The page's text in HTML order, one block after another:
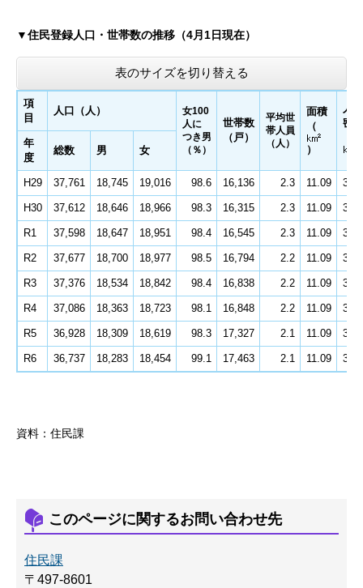
▼住民登録人口・世帯数の推移（4月1日現在）
表のサイズを切り替える
項
目
人口（人）
女100
人に
つき男
（％）
世帯数
（戸）
平均世
帯人員
（人）
面積
（
）
人口
密度
年
度
総数 男 女
H29 37,761 18,745 19,016 98.6 16,136 2.3 11.09
H30 37,612 18,646 18,966 98.3 16,315 2.3 11.09
R1 37,598 18,647 18,951 98.4 16,545 2.3 11.09
R2 37,677 18,700 18,977 98.5 16,794 2.2 11.09
R3 37,376 18,534 18,842 98.4 16,838 2.2 11.09
R4 37,086 18,363 18,723 98.1 16,848 2.2 11.09
R5 36,928 18,309 18,619 98.3 17,327 2.1 11.09
R6 36,737 18,283 18,454 99.1 17,463 2.1 11.09
資料：住民課
このページに関するお問い合わせ先
住民課
〒497-8601